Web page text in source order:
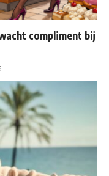
compliment bij